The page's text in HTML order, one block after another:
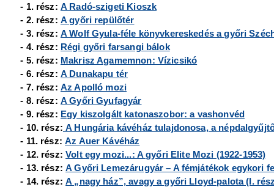
- 1. rész: A Radó-szigeti Kioszk
- 2. rész: A győri repülőtér
- 3. rész: A Wolf Gyula-féle könyvkereskedés a győri
- 4. rész: Régi győri farsangi bálok
- 5. rész: Makrisz Agamemnon: Vízicsikó
- 6. rész: A Dunakapu tér
- 7. rész: Az Apolló mozi
- 8. rész: A Győri Gyufagyár
- 9. rész: Egy kiszolgált katonaszobor: a vashonvéd
- 10. rész: A Hungária kávéház tulajdonosa, a
- 11. rész:Az Auer Kávéház
- 12. rész:Volt egy mozi...: A győri Elite Mozi (1922-1953)
- 13. rész:A Győri Lemezárugyár – A fémjátékok egykori
- 14. rész:A „nagy ház”, avagy a győri Lloyd-palota (I.